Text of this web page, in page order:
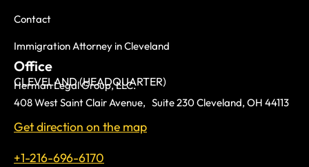
Contact
Immigration Attorney in Cleveland
Office
CLEVELAND (HEADQUARTER)
Herman Legal Group, LLC.
408 West Saint Clair Avenue, Suite 230 Cleveland, OH 44113
Get direction on the map
+1-216-696-6170